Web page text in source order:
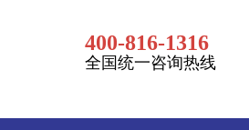
400-816-1316
全国统一咨询热线